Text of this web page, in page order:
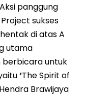
panggung
sukses
di atas A
utama
berbicara untuk
‘The Spirit of
Brawijaya